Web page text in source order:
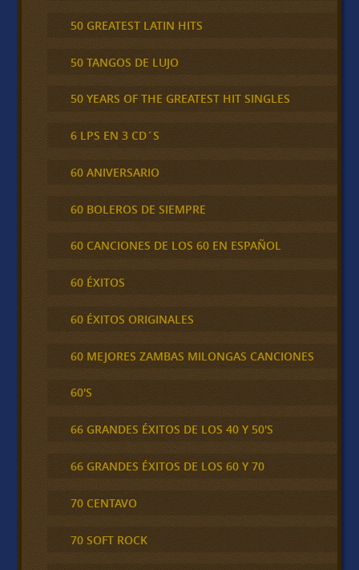
50 GREATEST LATIN HITS
50 TANGOS DE LUJO
50 YEARS OF THE GREATEST HIT SINGLES
6 LPS EN 3 CD´S
60 ANIVERSARIO
60 BOLEROS DE SIEMPRE
60 CANCIONES DE LOS 60 EN ESPAÑOL
60 ÉXITOS
60 ÉXITOS ORIGINALES
60 MEJORES ZAMBAS MILONGAS CANCIONES
60'S
66 GRANDES ÉXITOS DE LOS 40 Y 50'S
66 GRANDES ÉXITOS DE LOS 60 Y 70
70 CENTAVO
70 SOFT ROCK